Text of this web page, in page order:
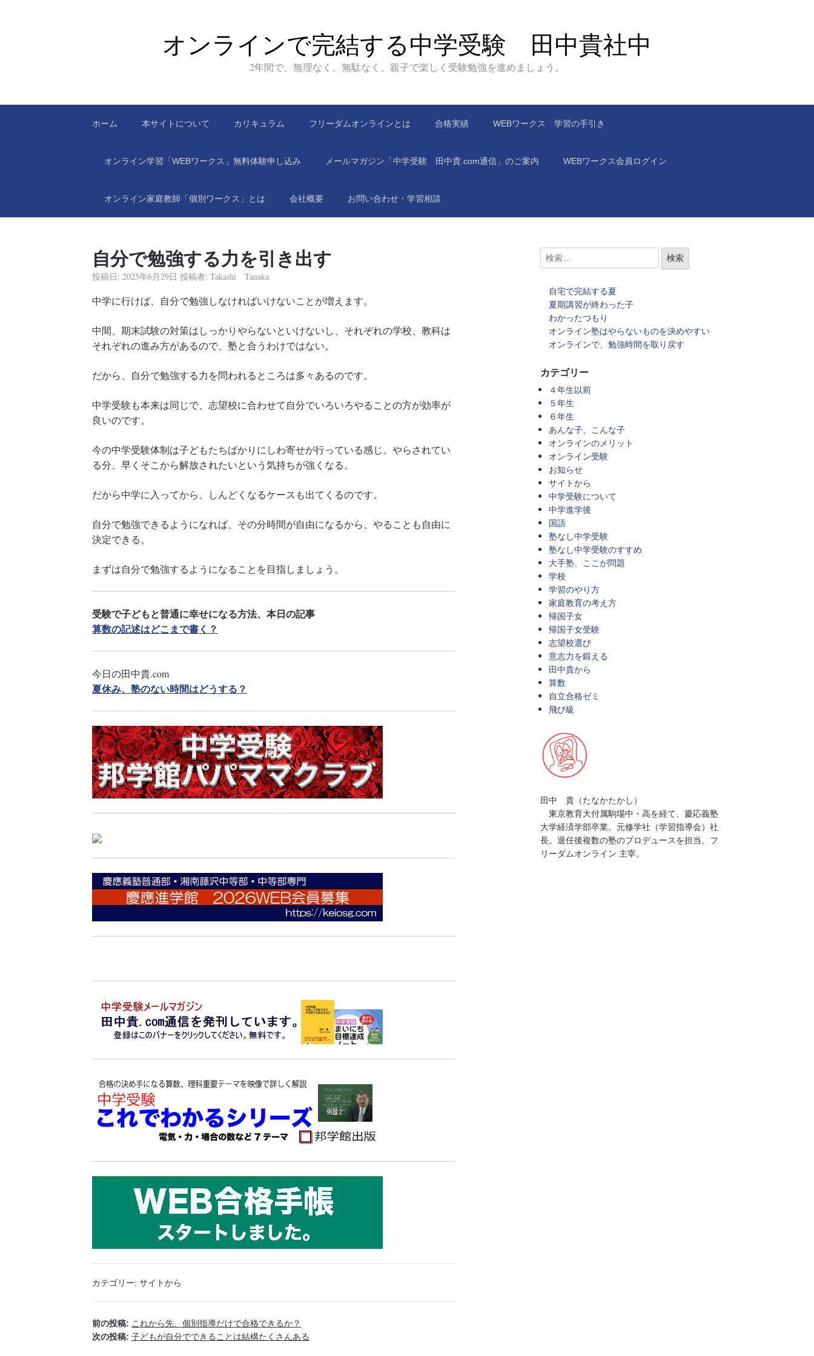
オンラインで完結する中学受験 田中貴社中
2年間で、無理なく、無駄なく、親子で楽しく受験勉強を進めましょう。
ホーム 本サイトについて カリキュラム フリーダムオンラインとは 合格実績 WEBワークス 学習の手引き
オンライン学習「WEBワークス」無料体験申し込み メールマガジン「中学受験 田中貴.com通信」のご案内 WEBワークス会員ログイン
オンライン家庭教師「個別ワークス」とは 会社概要 お問い合わせ・学習相談
自分で勉強する力を引き出す
投稿日: 2025年6月29日 投稿者: Takashi Tanaka
中学に行けば、自分で勉強しなければいけないことが増えます。
中間、期末試験の対策はしっかりやらないといけないし、それぞれの学校、教科は
それぞれの進み方があるので、塾と合うわけではない。
だから、自分で勉強する力を問われるところは多々あるのです。
中学受験も本来は同じで、志望校に合わせて自分でいろいろやることの方が効率が
良いのです。
今の中学受験体制は子どもたちばかりにしわ寄せが行っている感じ。やらされてい
る分、早くそこから解放されたいという気持ちが強くなる。
だから中学に入ってから、しんどくなるケースも出てくるのです。
自分で勉強できるようになれば、その分時間が自由になるから、やることも自由に
決定できる。
まずは自分で勉強するようになることを目指しましょう。
受験で子どもと普通に幸せになる方法、本日の記事
算数の記述はどこまで書く？
今日の田中貴.com
夏休み、塾のない時間はどうする？
カテゴリー: サイトから
前の投稿: これから先、個別指導だけで合格できるか？
次の投稿: 子どもが自分でできることは結構たくさんある
自宅で完結する夏
夏期講習が終わった子
わかったつもり
オンライン塾はやらないものを決めやすい
オンラインで、勉強時間を取り戻す
カテゴリー
４年生以前
５年生
６年生
あんな子、こんな子
オンラインのメリット
オンライン受験
お知らせ
サイトから
中学受験について
中学進学後
国語
塾なし中学受験
塾なし中学受験のすすめ
大手塾、ここが問題
学校
学習のやり方
家庭教育の考え方
帰国子女
帰国子女受験
志望校選び
意志力を鍛える
田中貴から
算数
自立合格ゼミ
飛び級
田中 貴（たなかたかし）
東京教育大付属駒場中・高を経て、慶応義塾
大学経済学部卒業。元修学社（学習指導会）社
長。退任後複数の塾のプロデュースを担当。フ
リーダムオンライン 主宰。